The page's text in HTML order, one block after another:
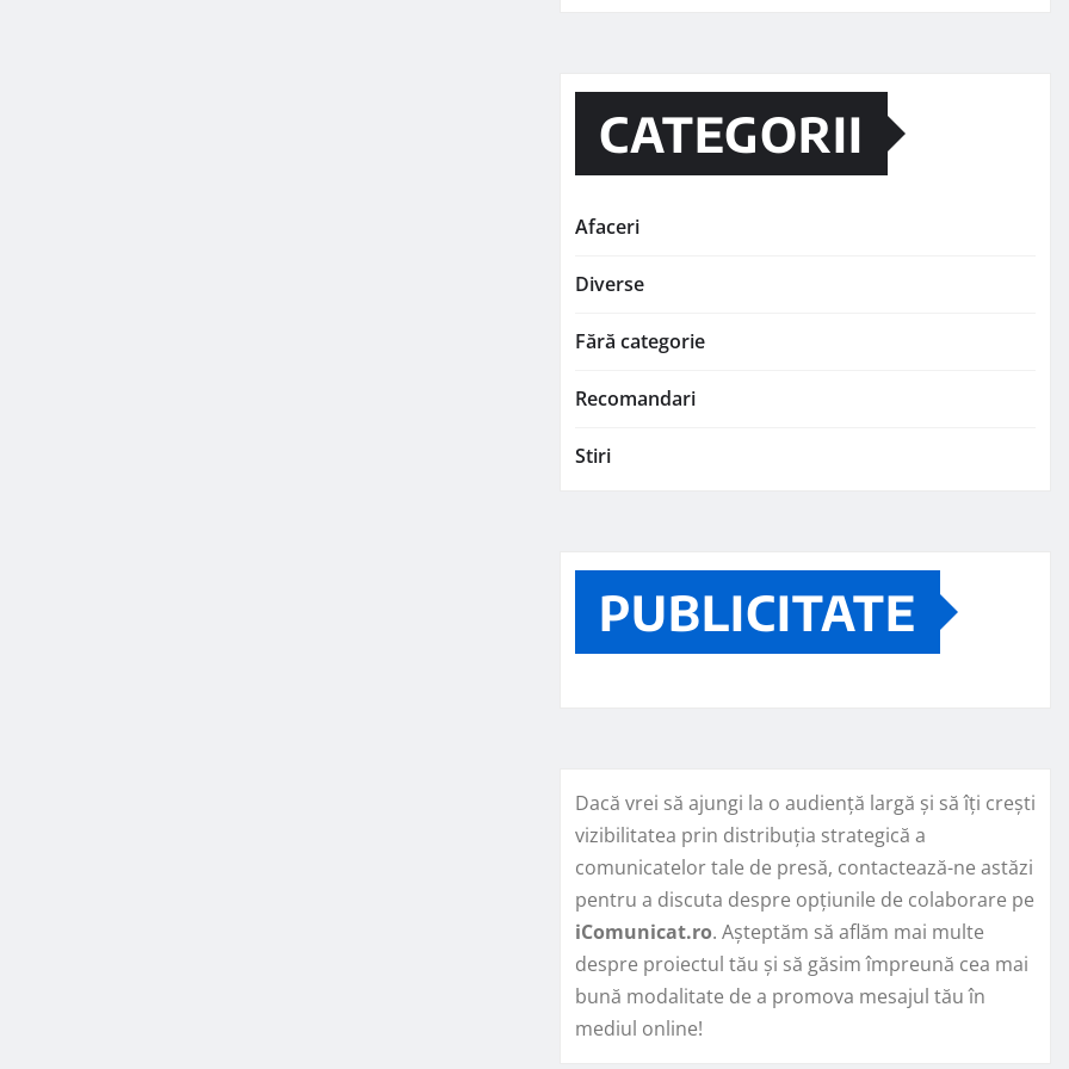
CATEGORII
Afaceri
Diverse
Fără categorie
Recomandari
Stiri
PUBLICITATE
Dacă vrei să ajungi la o audiență largă și să îți crești
vizibilitatea prin distribuția strategică a
comunicatelor tale de presă, contactează-ne astăzi
pentru a discuta despre opțiunile de colaborare pe
iComunicat.ro. Așteptăm să aflăm mai multe
despre proiectul tău și să găsim împreună cea mai
bună modalitate de a promova mesajul tău în
mediul online!